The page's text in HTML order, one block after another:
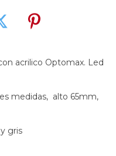
acrilico Optomax. Led
medidas, alto 65mm,
gris